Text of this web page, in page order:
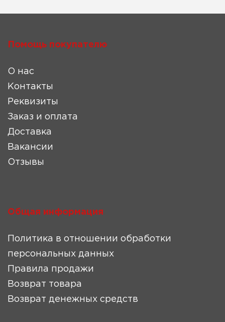
Помощь покупателю
О нас
Контакты
Реквизиты
Заказ и оплата
Доставка
Вакансии
Отзывы
Общая информация
Политика в отношении обработки
персональных данных
Правила продажи
Возврат товара
Возврат денежных средств